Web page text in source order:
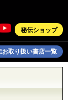
秘伝ショップ
お取り扱い書店一覧